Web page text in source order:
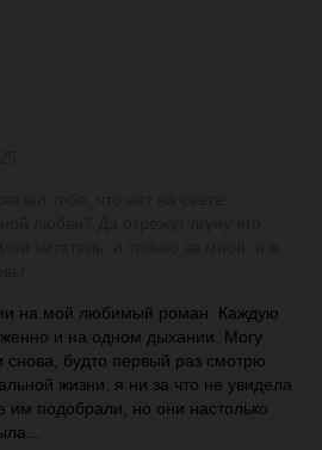
на мой любимый роман. Каждую
и на одном дыхании. Могу
снова, будто первый раз смотрю.
жизни, я ни за что не увидела
им подобрали, но они настолько